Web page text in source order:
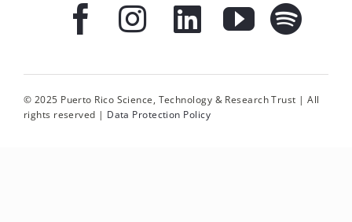
© 2025 Puerto Rico Science, Technology & Research Trust | All
rights reserved | Data Protection Policy